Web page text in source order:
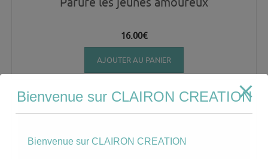
16.00€
AJOUTER AU PANIER
Bienvenue sur CLAIRON CREATION
Bienvenue sur CLAIRON CREATION